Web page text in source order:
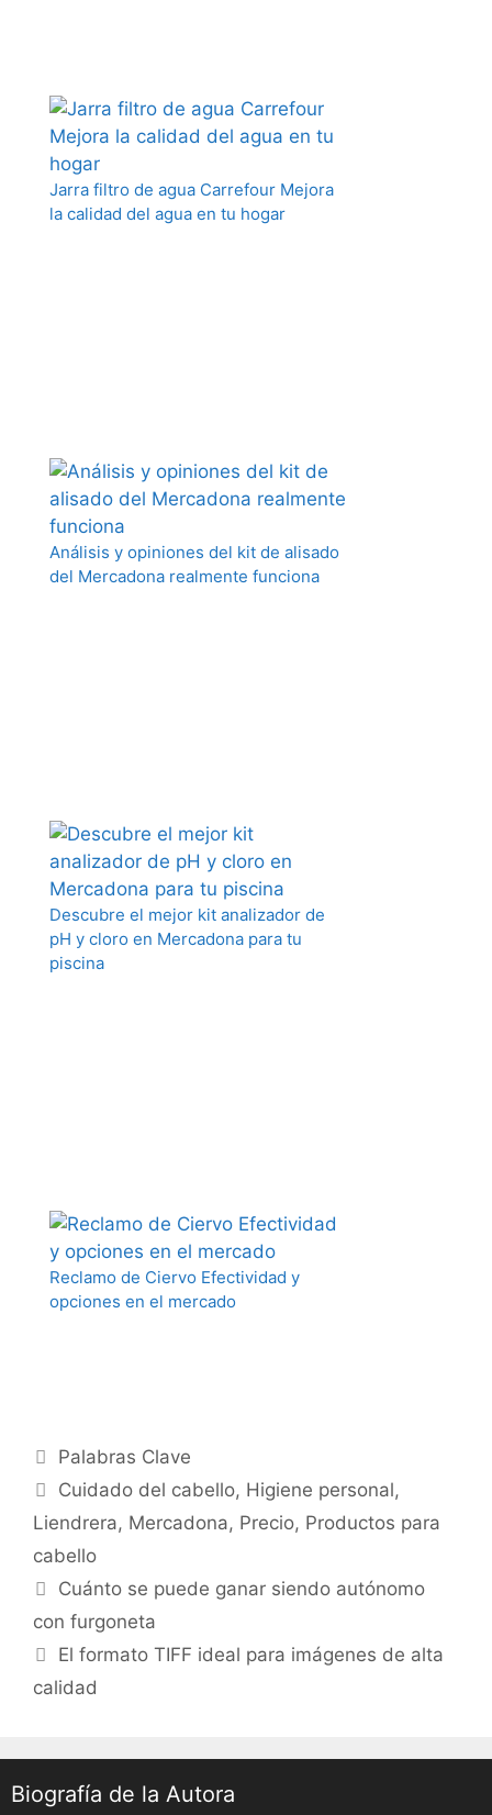
Jarra filtro de agua Carrefour Mejora
la calidad del agua en tu hogar
Análisis y opiniones del kit de alisado
del Mercadona realmente funciona
Descubre el mejor kit analizador de
pH y cloro en Mercadona para tu
piscina
Reclamo de Ciervo Efectividad y
opciones en el mercado
Categories
Palabras Clave
Tags
Cuidado del cabello, Higiene personal,
Liendrera, Mercadona, Precio, Productos para
cabello
Post
navigation
Cuánto se puede ganar siendo autónomo
con furgoneta
El formato TIFF ideal para imágenes de alta
calidad
Biografía de la Autora